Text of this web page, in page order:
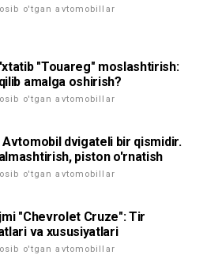
o'tgan avtomobillar
"Touareg" moslashtirish:
amalga oshirish?
o'tgan avtomobillar
dvigateli bir qismidir.
piston o'rnatish
o'tgan avtomobillar
"Chevrolet Cruze": Tir
va xususiyatlari
o'tgan avtomobillar